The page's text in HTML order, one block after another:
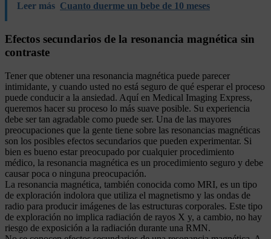
Leer más Cuanto duerme un bebe de 10 meses
Efectos secundarios de la resonancia magnética sin
contraste
Tener que obtener una resonancia magnética puede parecer
intimidante, y cuando usted no está seguro de qué esperar el proceso
puede conducir a la ansiedad. Aquí en Medical Imaging Express,
queremos hacer su proceso lo más suave posible. Su experiencia
debe ser tan agradable como puede ser. Una de las mayores
preocupaciones que la gente tiene sobre las resonancias magnéticas
son los posibles efectos secundarios que pueden experimentar. Si
bien es bueno estar preocupado por cualquier procedimiento
médico, la resonancia magnética es un procedimiento seguro y debe
causar poca o ninguna preocupación.
La resonancia magnética, también conocida como MRI, es un tipo
de exploración indolora que utiliza el magnetismo y las ondas de
radio para producir imágenes de las estructuras corporales. Este tipo
de exploración no implica radiación de rayos X y, a cambio, no hay
riesgo de exposición a la radiación durante una RMN.